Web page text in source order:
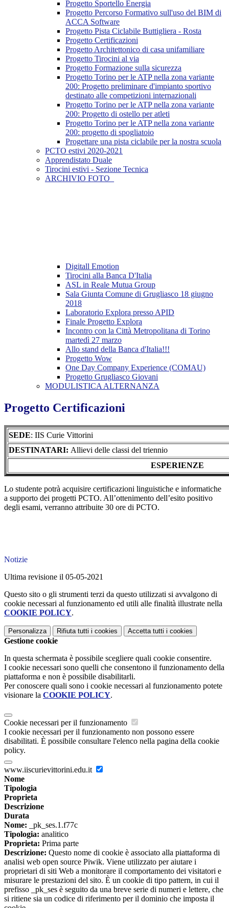
Progetto Sportello Energia
Progetto Percorso Formativo sull'uso del BIM di
ACCA Software
Progetto Pista Ciclabile Buttigliera - Rosta
Progetto Certificazioni
Progetto Architettonico di casa unifamiliare
Progetto Tirocini al via
Progetto Formazione sulla sicurezza
Progetto Torino per le ATP nella zona variante
200: Progetto preliminare d'impianto sportivo
destinato alle competizioni internazionali
Progetto Torino per le ATP nella zona variante
200: Progetto di ostello per atleti
Progetto Torino per le ATP nella zona variante
200: progetto di spogliatoio
Progettare una pista ciclabile per la nostra scuola
PCTO estivi 2020-2021
Apprendistato Duale
Tirocini estivi - Sezione Tecnica
ARCHIVIO FOTO_
Digitall Emotion
Tirocini alla Banca D'Italia
ASL in Reale Mutua Group
Sala Giunta Comune di Grugliasco 18 giugno
2018
Laboratorio Explora presso APID
Finale Progetto Explora
Incontro con la Città Metropolitana di Torino
martedì 27 marzo
Allo stand della Banca d'Italia!!!
Progetto Wow
One Day Company Experience (COMAU)
Progetto Grugliasco Giovani
MODULISTICA ALTERNANZA
Progetto Certificazioni
SEDE: IIS Curie Vittorini
DESTINATARI: Allievi delle classi del triennio
ESPERIENZE
Lo studente potrà acquisire certificazioni linguistiche e informatiche
a supporto dei progetti PCTO. All’ottenimento dell’esito positivo
degli esami, verranno attribuite 30 ore di PCTO.
Notizie
Ultima revisione il 05-05-2021
Questo sito o gli strumenti terzi da questo utilizzati si avvalgono di
cookie necessari al funzionamento ed utili alle finalità illustrate nella
COOKIE POLICY.
Personalizza Rifiuta tutti i cookies Accetta tutti i cookies
Gestione cookie
In questa schermata è possibile scegliere quali cookie consentire.
I cookie necessari sono quelli che consentono il funzionamento della
piattaforma e non è possibile disabilitarli.
Per conoscere quali sono i cookie necessari al funzionamento potete
visionare la COOKIE POLICY.
Cookie necessari per il funzionamento
I cookie necessari per il funzionamento non possono essere
disabilitati. È possibile consultare l'elenco nella pagina della cookie
policy.
www.iiscurievittorini.edu.it
Nome
Tipologia
Proprieta
Descrizione
Durata
Nome: _pk_ses.1.f77c
Tipologia: analitico
Proprieta: Prima parte
Descrizione: Questo nome di cookie è associato alla piattaforma di
analisi web open source Piwik. Viene utilizzato per aiutare i
proprietari di siti Web a monitorare il comportamento dei visitatori e
misurare le prestazioni del sito. È un cookie di tipo pattern, in cui il
prefisso _pk_ses è seguito da una breve serie di numeri e lettere, che
si ritiene sia un codice di riferimento per il dominio che imposta il